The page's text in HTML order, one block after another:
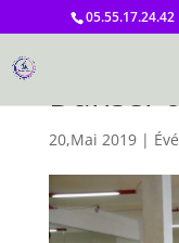
05.55.17.24.42
Danser
20,Mai 2019|